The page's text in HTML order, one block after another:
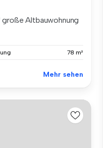
große Altbauwohnung
78 m²
Mehr sehen